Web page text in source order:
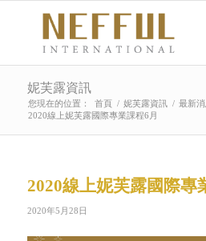
妮芙露資訊
您現在的位置： 首頁 / 妮芙露資訊 / 最新消
2020線上妮芙露國際專業課程6月
2020線上妮芙露國際專
2020年5月28日